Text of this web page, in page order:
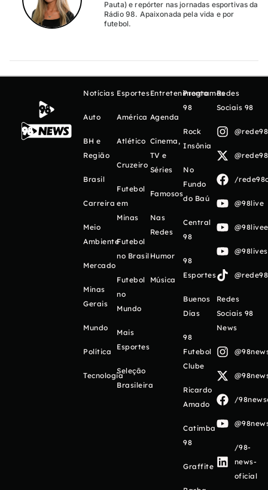
Pauta) e repórter nas jornadas esportivas da
Rádio 98. Apaixonada pela vida e por
futebol.
Notícias
Auto
BH e
Região
Brasil
Carreira
Meio
Ambiente
Mercado
Minas
Gerais
Mundo
Política
Tecnologia
Esportes
América
Atlético
Cruzeiro
Futebol
em
Minas
Futebol
no Brasil
Futebol
no
Mundo
Mais
Esportes
Seleção
Brasileira
Entretenimento
Agenda
Cinema,
TV e
Séries
Famosos
Nas
Redes
Humor
Música
Programas
98
Rock
Insônia
No
Fundo
do Baú
Central
98
98
Esportes
Buenos
Días
98
Futebol
Clube
Ricardo
Amado
Catimba
98
Graffite
Redes
Sociais 98
/
@98live
Redes
Sociais 98
News
/
/98-
news-
oficial